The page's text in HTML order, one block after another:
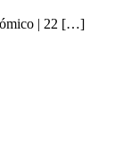
| 22 […]